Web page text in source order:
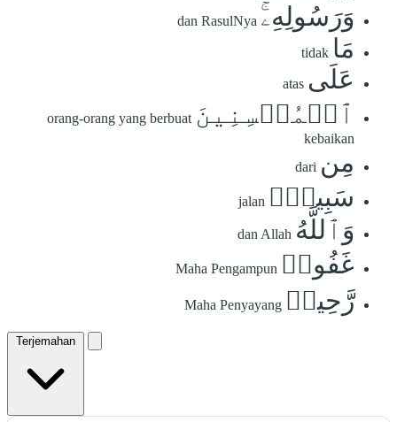
وَرَسُولِهِۦۚ dan RasulNya
مَا tidak
عَلَى atas
ٱلۡمُحۡسِنِينَ orang-orang yang berbuat
kebaikan
مِن dari
سَبِيلٖۚ jalan
وَٱللَّهُ dan Allah
غَفُورٞ Maha Pengampun
رَّحِيمٞ Maha Penyayang
Terjemahan